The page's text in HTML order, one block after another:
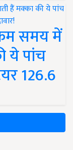
समय में
ये पांच
126.6